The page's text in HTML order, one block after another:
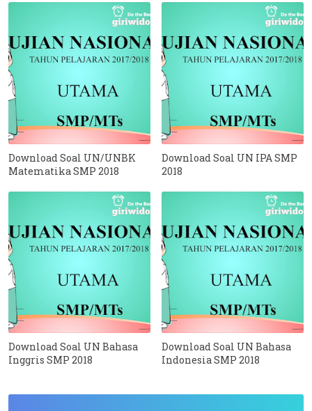
Download Soal UN/UNBK
Matematika SMP 2018
Download Soal UN IPA SMP
2018
Download Soal UN Bahasa
Inggris SMP 2018
Download Soal UN Bahasa
Indonesia SMP 2018